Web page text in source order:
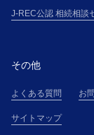
第６条(登録情
本講座を受講
るものとしま
用においては
載を主催者と
J-REC公認 相続相談
その他
よくある質問 お
サイトマップ